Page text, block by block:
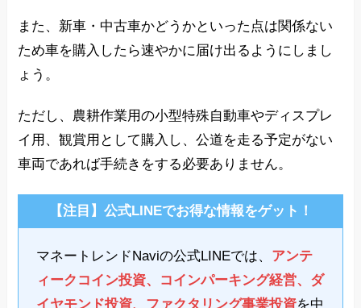
また、新車・中古車かどうかといった点は関係ない
ため車を購入したら速やかに届け出るようにしまし
ょう。
ただし、農耕作業用の小型特殊自動車やディスプレ
イ用、観賞用として購入し、公道を走る予定がない
車両であれば手続きをする必要ありません。
【注目】公式LINEでお得な情報をゲット！
マネートレンドNaviの公式LINEでは、 アンテ
ィークコイン投資、コインパーキング経営、ダ
イヤモンド投資、ファクタリング事業投資を中